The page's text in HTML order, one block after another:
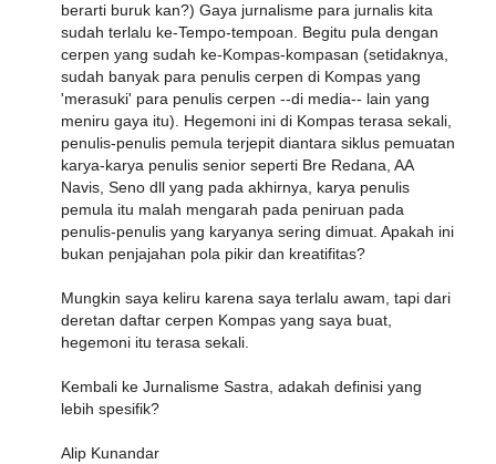
berarti buruk kan?) Gaya jurnalisme para jurnalis kita
sudah terlalu ke-Tempo-tempoan. Begitu pula dengan
cerpen yang sudah ke-Kompas-kompasan (setidaknya,
sudah banyak para penulis cerpen di Kompas yang
'merasuki' para penulis cerpen --di media-- lain yang
meniru gaya itu). Hegemoni ini di Kompas terasa sekali,
penulis-penulis pemula terjepit diantara siklus pemuatan
karya-karya penulis senior seperti Bre Redana, AA
Navis, Seno dll yang pada akhirnya, karya penulis
pemula itu malah mengarah pada peniruan pada
penulis-penulis yang karyanya sering dimuat. Apakah ini
bukan penjajahan pola pikir dan kreatifitas?
Mungkin saya keliru karena saya terlalu awam, tapi dari
deretan daftar cerpen Kompas yang saya buat,
hegemoni itu terasa sekali.
Kembali ke Jurnalisme Sastra, adakah definisi yang
lebih spesifik?
Alip Kunandar